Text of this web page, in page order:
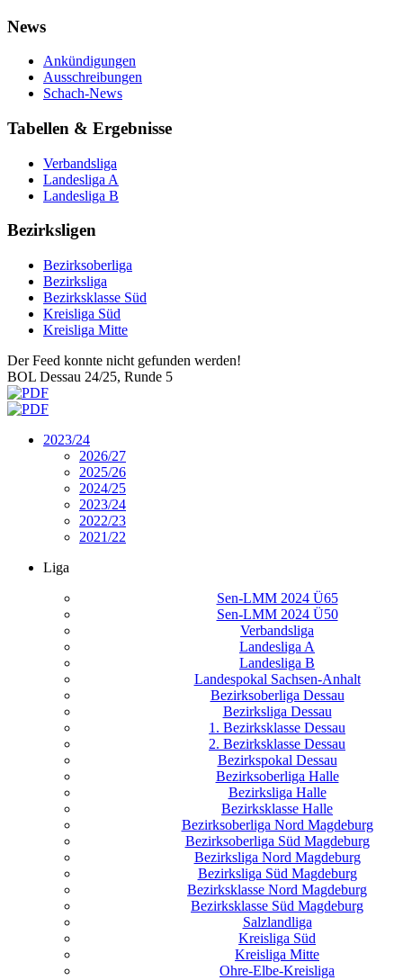
News
Ankündigungen
Ausschreibungen
Schach-News
Tabellen & Ergebnisse
Verbandsliga
Landesliga A
Landesliga B
Bezirksligen
Bezirksoberliga
Bezirksliga
Bezirksklasse Süd
Kreisliga Süd
Kreisliga Mitte
Der Feed konnte nicht gefunden werden!
BOL Dessau 24/25, Runde 5
2023/24
2026/27
2025/26
2024/25
2023/24
2022/23
2021/22
Liga
Sen-LMM 2024 Ü65
Sen-LMM 2024 Ü50
Verbandsliga
Landesliga A
Landesliga B
Landespokal Sachsen-Anhalt
Bezirksoberliga Dessau
Bezirksliga Dessau
1. Bezirksklasse Dessau
2. Bezirksklasse Dessau
Bezirkspokal Dessau
Bezirksoberliga Halle
Bezirksliga Halle
Bezirksklasse Halle
Bezirksoberliga Nord Magdeburg
Bezirksoberliga Süd Magdeburg
Bezirksliga Nord Magdeburg
Bezirksliga Süd Magdeburg
Bezirksklasse Nord Magdeburg
Bezirksklasse Süd Magdeburg
Salzlandliga
Kreisliga Süd
Kreisliga Mitte
Ohre-Elbe-Kreisliga